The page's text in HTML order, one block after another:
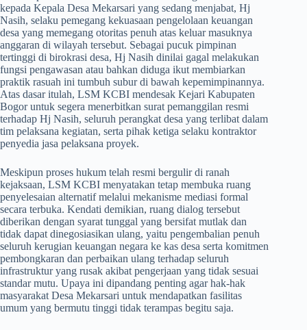
kepada Kepala Desa Mekarsari yang sedang menjabat, Hj
Nasih, selaku pemegang kekuasaan pengelolaan keuangan
desa yang memegang otoritas penuh atas keluar masuknya
anggaran di wilayah tersebut. Sebagai pucuk pimpinan
tertinggi di birokrasi desa, Hj Nasih dinilai gagal melakukan
fungsi pengawasan atau bahkan diduga ikut membiarkan
praktik rasuah ini tumbuh subur di bawah kepemimpinannya.
Atas dasar itulah, LSM KCBI mendesak Kejari Kabupaten
Bogor untuk segera menerbitkan surat pemanggilan resmi
terhadap Hj Nasih, seluruh perangkat desa yang terlibat dalam
tim pelaksana kegiatan, serta pihak ketiga selaku kontraktor
penyedia jasa pelaksana proyek.
​Meskipun proses hukum telah resmi bergulir di ranah
kejaksaan, LSM KCBI menyatakan tetap membuka ruang
penyelesaian alternatif melalui mekanisme mediasi formal
secara terbuka. Kendati demikian, ruang dialog tersebut
diberikan dengan syarat tunggal yang bersifat mutlak dan
tidak dapat dinegosiasikan ulang, yaitu pengembalian penuh
seluruh kerugian keuangan negara ke kas desa serta komitmen
pembongkaran dan perbaikan ulang terhadap seluruh
infrastruktur yang rusak akibat pengerjaan yang tidak sesuai
standar mutu. Upaya ini dipandang penting agar hak-hak
masyarakat Desa Mekarsari untuk mendapatkan fasilitas
umum yang bermutu tinggi tidak terampas begitu saja.